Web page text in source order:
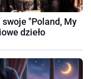
"Poland, My
dzieło